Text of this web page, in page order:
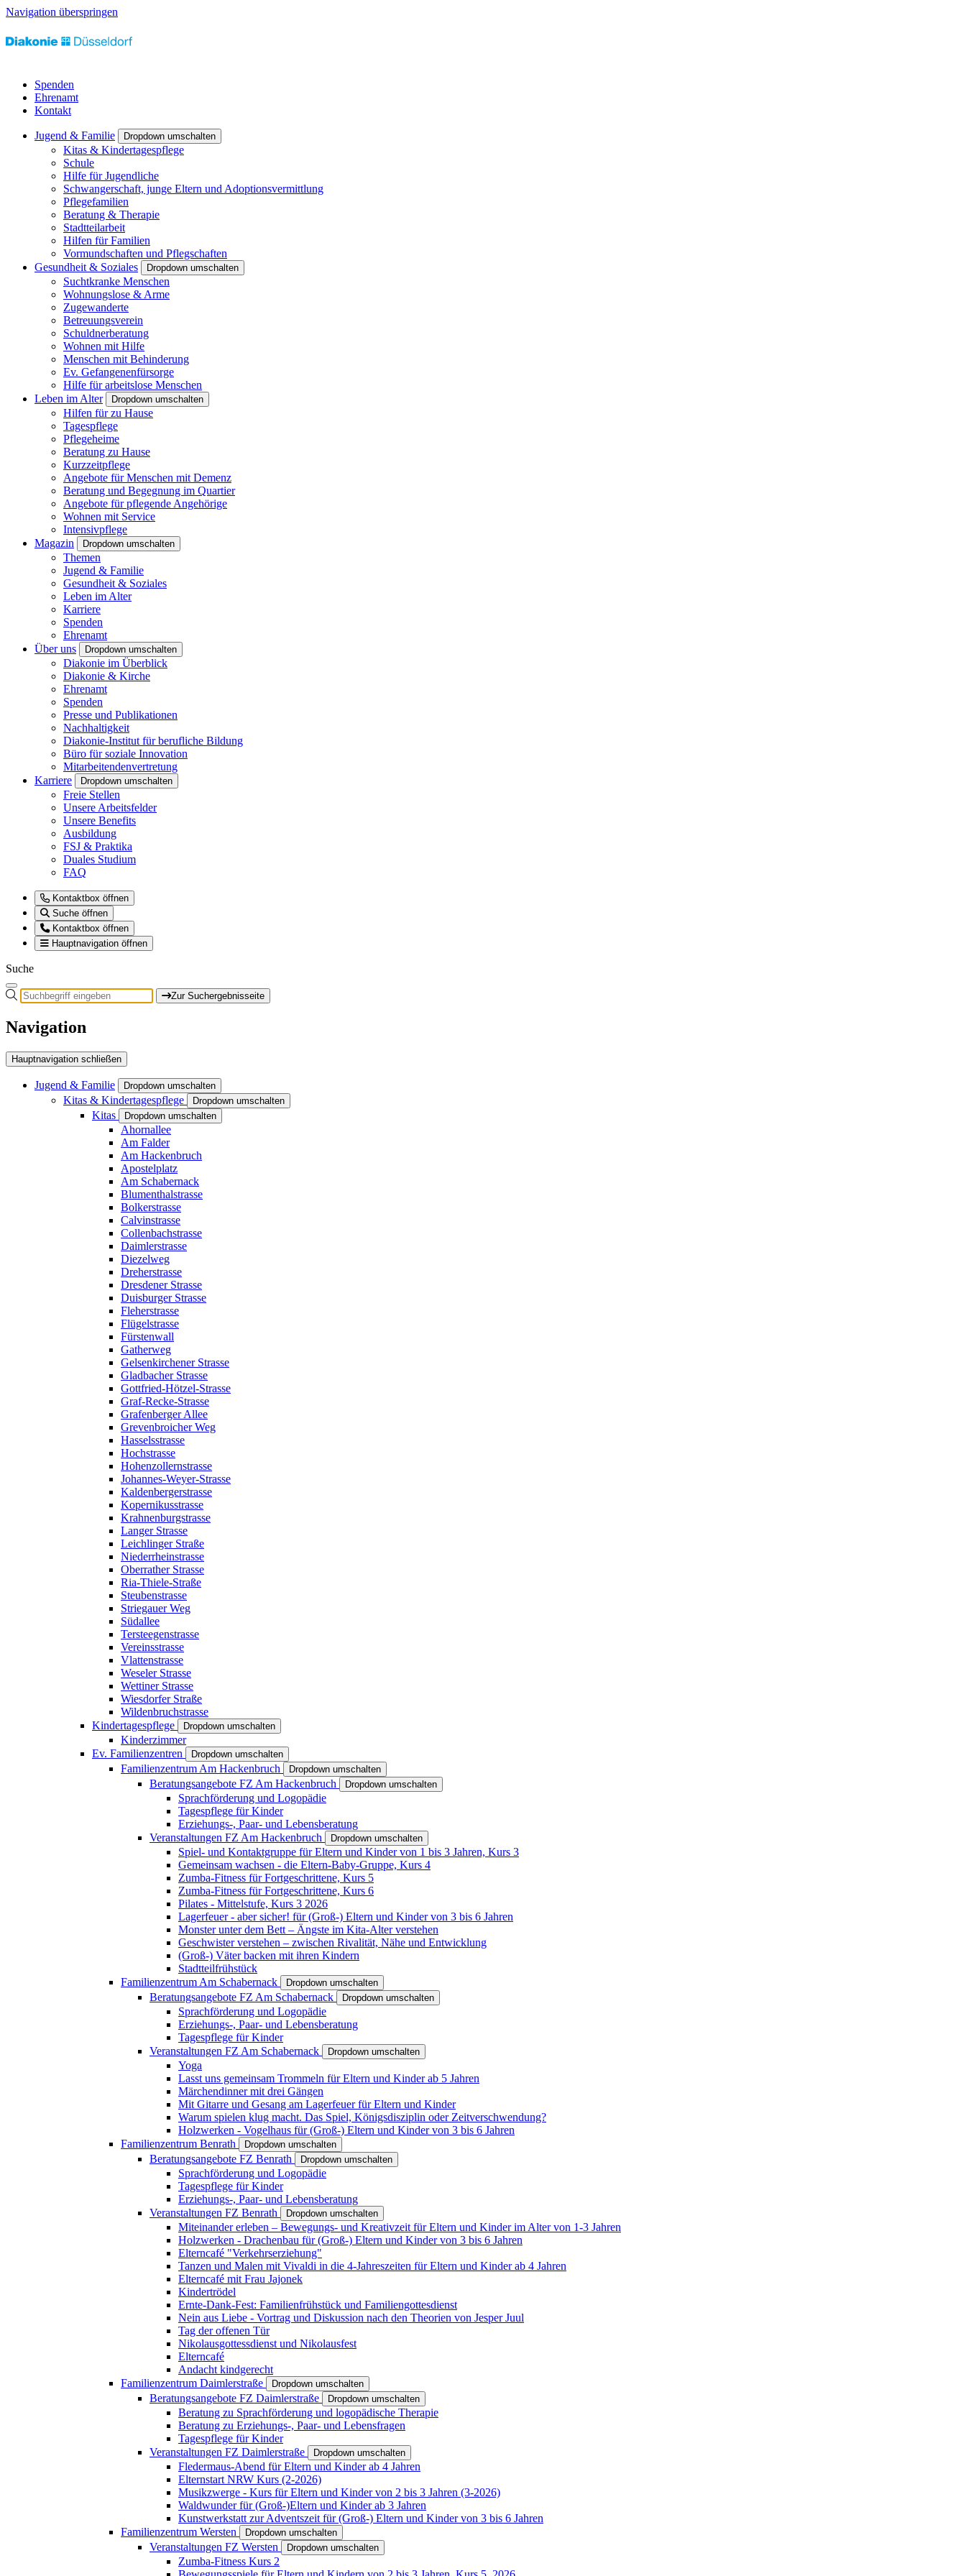
Navigation überspringen
Spenden
Ehrenamt
Kontakt
Jugend & Familie Dropdown umschalten
Kitas & Kindertagespflege
Schule
Hilfe für Jugendliche
Schwangerschaft, junge Eltern und Adoptionsvermittlung
Pflegefamilien
Beratung & Therapie
Stadtteilarbeit
Hilfen für Familien
Vormundschaften und Pflegschaften
Gesundheit & Soziales
Dropdown umschalten
Suchtkranke Menschen
Wohnungslose & Arme
Zugewanderte
Betreuungsverein
Schuldnerberatung
Wohnen mit Hilfe
Menschen mit Behinderung
Ev. Gefangenenfürsorge
Hilfe für arbeitslose Menschen
Leben im Alter
Dropdown umschalten
Hilfen für zu Hause
Tagespflege
Pflegeheime
Beratung zu Hause
Kurzzeitpflege
Angebote für Menschen mit Demenz
Beratung und Begegnung im Quartier
Angebote für pflegende Angehörige
Wohnen mit Service
Intensivpflege
Magazin
Dropdown umschalten
Themen
Jugend & Familie
Gesundheit & Soziales
Leben im Alter
Karriere
Spenden
Ehrenamt
Über uns
Dropdown umschalten
Diakonie im Überblick
Diakonie & Kirche
Ehrenamt
Spenden
Presse und Publikationen
Nachhaltigkeit
Diakonie-Institut für berufliche Bildung
Büro für soziale Innovation
Mitarbeitendenvertretung
Karriere
Dropdown umschalten
Freie Stellen
Unsere Arbeitsfelder
Unsere Benefits
Ausbildung
FSJ & Praktika
Duales Studium
FAQ
Kontaktbox öffnen
Suche öffnen
Kontaktbox öffnen
Hauptnavigation öffnen
Suche
Zur Suchergebnisseite
Navigation
Hauptnavigation schließen
Jugend & Familie Dropdown umschalten
Kitas & Kindertagespflege Dropdown umschalten
Kitas Dropdown umschalten
Ahornallee
Am Falder
Am Hackenbruch
Apostelplatz
Am Schabernack
Blumenthalstrasse
Bolkerstrasse
Calvinstrasse
Collenbachstrasse
Daimlerstrasse
Diezelweg
Dreherstrasse
Dresdener Strasse
Duisburger Strasse
Fleherstrasse
Flügelstrasse
Fürstenwall
Gatherweg
Gelsenkirchener Strasse
Gladbacher Strasse
Gottfried-Hötzel-Strasse
Graf-Recke-Strasse
Grafenberger Allee
Grevenbroicher Weg
Hasselsstrasse
Hochstrasse
Hohenzollernstrasse
Johannes-Weyer-Strasse
Kaldenbergerstrasse
Kopernikusstrasse
Krahnenburgstrasse
Langer Strasse
Leichlinger Straße
Niederrheinstrasse
Oberrather Strasse
Ria-Thiele-Straße
Steubenstrasse
Striegauer Weg
Südallee
Tersteegenstrasse
Vereinsstrasse
Vlattenstrasse
Weseler Strasse
Wettiner Strasse
Wiesdorfer Straße
Wildenbruchstrasse
Kindertagespflege
Dropdown umschalten
Kinderzimmer
Ev. Familienzentren
Dropdown umschalten
Familienzentrum Am Hackenbruch Dropdown umschalten
Beratungsangebote FZ Am Hackenbruch Dropdown umschalten
Sprachförderung und Logopädie
Tagespflege für Kinder
Erziehungs-, Paar- und Lebensberatung
Veranstaltungen FZ Am Hackenbruch
Dropdown umschalten
Spiel- und Kontaktgruppe für Eltern und Kinder von 1 bis 3 Jahren, Kurs 3
Gemeinsam wachsen - die Eltern-Baby-Gruppe, Kurs 4
Zumba-Fitness für Fortgeschrittene, Kurs 5
Zumba-Fitness für Fortgeschrittene, Kurs 6
Pilates - Mittelstufe, Kurs 3 2026
Lagerfeuer - aber sicher! für (Groß-) Eltern und Kinder von 3 bis 6 Jahren
Monster unter dem Bett – Ängste im Kita-Alter verstehen
Geschwister verstehen – zwischen Rivalität, Nähe und Entwicklung
(Groß-) Väter backen mit ihren Kindern
Stadtteilfrühstück
Familienzentrum Am Schabernack
Dropdown umschalten
Beratungsangebote FZ Am Schabernack Dropdown umschalten
Sprachförderung und Logopädie
Erziehungs-, Paar- und Lebensberatung
Tagespflege für Kinder
Veranstaltungen FZ Am Schabernack
Dropdown umschalten
Yoga
Lasst uns gemeinsam Trommeln für Eltern und Kinder ab 5 Jahren
Märchendinner mit drei Gängen
Mit Gitarre und Gesang am Lagerfeuer für Eltern und Kinder
Warum spielen klug macht. Das Spiel, Königsdisziplin oder Zeitverschwendung?
Holzwerken - Vogelhaus für (Groß-) Eltern und Kinder von 3 bis 6 Jahren
Familienzentrum Benrath
Dropdown umschalten
Beratungsangebote FZ Benrath Dropdown umschalten
Sprachförderung und Logopädie
Tagespflege für Kinder
Erziehungs-, Paar- und Lebensberatung
Veranstaltungen FZ Benrath
Dropdown umschalten
Miteinander erleben – Bewegungs- und Kreativzeit für Eltern und Kinder im Alter von 1-3 Jahren
Holzwerken - Drachenbau für (Groß-) Eltern und Kinder von 3 bis 6 Jahren
Elterncafé "Verkehrserziehung"
Tanzen und Malen mit Vivaldi in die 4-Jahreszeiten für Eltern und Kinder ab 4 Jahren
Elterncafé mit Frau Jajonek
Kindertrödel
Ernte-Dank-Fest: Familienfrühstück und Familiengottesdienst
Nein aus Liebe - Vortrag und Diskussion nach den Theorien von Jesper Juul
Tag der offenen Tür
Nikolausgottessdienst und Nikolausfest
Elterncafé
Andacht kindgerecht
Familienzentrum Daimlerstraße
Dropdown umschalten
Beratungsangebote FZ Daimlerstraße Dropdown umschalten
Beratung zu Sprachförderung und logopädische Therapie
Beratung zu Erziehungs-, Paar- und Lebensfragen
Tagespflege für Kinder
Veranstaltungen FZ Daimlerstraße
Dropdown umschalten
Fledermaus-Abend für Eltern und Kinder ab 4 Jahren
Elternstart NRW Kurs (2-2026)
Musikzwerge - Kurs für Eltern und Kinder von 2 bis 3 Jahren (3-2026)
Waldwunder für (Groß-)Eltern und Kinder ab 3 Jahren
Kunstwerkstatt zur Adventszeit für (Groß-) Eltern und Kinder von 3 bis 6 Jahren
Familienzentrum Wersten
Dropdown umschalten
Veranstaltungen FZ Wersten Dropdown umschalten
Zumba-Fitness Kurs 2